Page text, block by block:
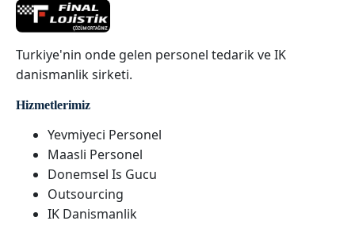
Turkiye'nin onde gelen personel tedarik ve IK
danismanlik sirketi.
Hizmetlerimiz
Yevmiyeci Personel
Maasli Personel
Donemsel Is Gucu
Outsourcing
IK Danismanlik